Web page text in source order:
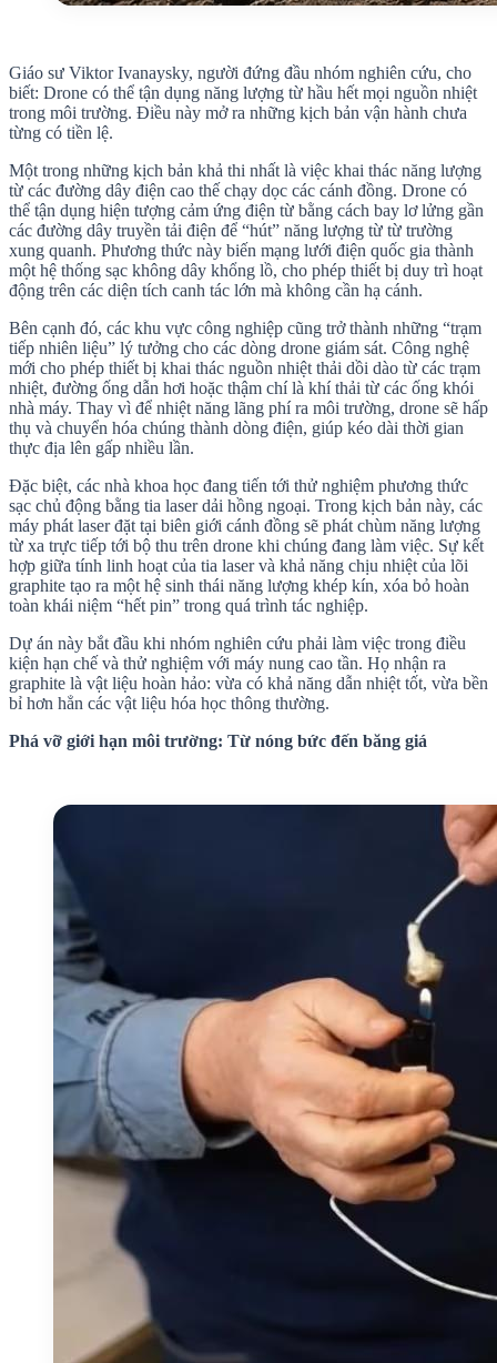
Giáo sư Viktor Ivanaysky, người đứng đầu nhóm nghiên cứu, cho
biết: Drone có thể tận dụng năng lượng từ hầu hết mọi nguồn nhiệt
trong môi trường. Điều này mở ra những kịch bản vận hành chưa
từng có tiền lệ.
Một trong những kịch bản khả thi nhất là việc khai thác năng lượng
từ các đường dây điện cao thế chạy dọc các cánh đồng. Drone có
thể tận dụng hiện tượng cảm ứng điện từ bằng cách bay lơ lửng gần
các đường dây truyền tải điện để “hút” năng lượng từ từ trường
xung quanh. Phương thức này biến mạng lưới điện quốc gia thành
một hệ thống sạc không dây khổng lồ, cho phép thiết bị duy trì hoạt
động trên các diện tích canh tác lớn mà không cần hạ cánh.
Bên cạnh đó, các khu vực công nghiệp cũng trở thành những “trạm
tiếp nhiên liệu” lý tưởng cho các dòng drone giám sát. Công nghệ
mới cho phép thiết bị khai thác nguồn nhiệt thải dồi dào từ các trạm
nhiệt, đường ống dẫn hơi hoặc thậm chí là khí thải từ các ống khói
nhà máy. Thay vì để nhiệt năng lãng phí ra môi trường, drone sẽ hấp
thụ và chuyển hóa chúng thành dòng điện, giúp kéo dài thời gian
thực địa lên gấp nhiều lần.
Đặc biệt, các nhà khoa học đang tiến tới thử nghiệm phương thức
sạc chủ động bằng tia laser dải hồng ngoại. Trong kịch bản này, các
máy phát laser đặt tại biên giới cánh đồng sẽ phát chùm năng lượng
từ xa trực tiếp tới bộ thu trên drone khi chúng đang làm việc. Sự kết
hợp giữa tính linh hoạt của tia laser và khả năng chịu nhiệt của lõi
graphite tạo ra một hệ sinh thái năng lượng khép kín, xóa bỏ hoàn
toàn khái niệm “hết pin” trong quá trình tác nghiệp.
Dự án này bắt đầu khi nhóm nghiên cứu phải làm việc trong điều
kiện hạn chế và thử nghiệm với máy nung cao tần. Họ nhận ra
graphite là vật liệu hoàn hảo: vừa có khả năng dẫn nhiệt tốt, vừa bền
bỉ hơn hẳn các vật liệu hóa học thông thường.
Phá vỡ giới hạn môi trường: Từ nóng bức đến băng giá